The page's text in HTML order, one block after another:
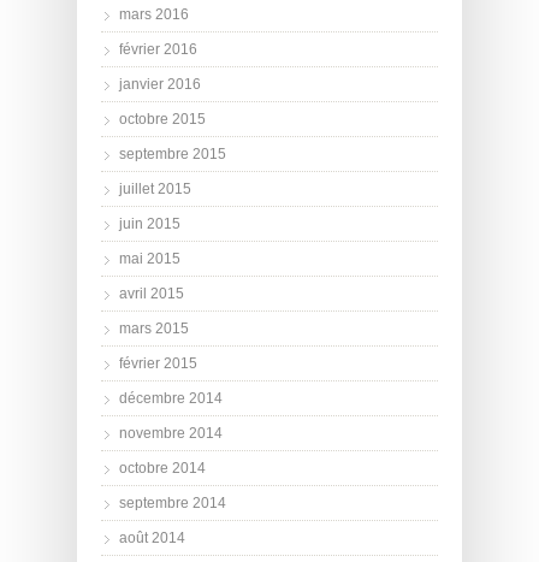
mars 2016
février 2016
janvier 2016
octobre 2015
septembre 2015
juillet 2015
juin 2015
mai 2015
avril 2015
mars 2015
février 2015
décembre 2014
novembre 2014
octobre 2014
septembre 2014
août 2014